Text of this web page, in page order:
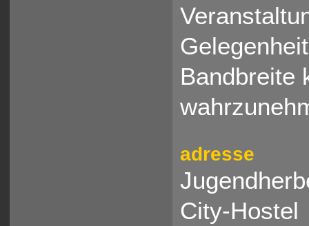
Bandbreite
adresse
City-Hostel